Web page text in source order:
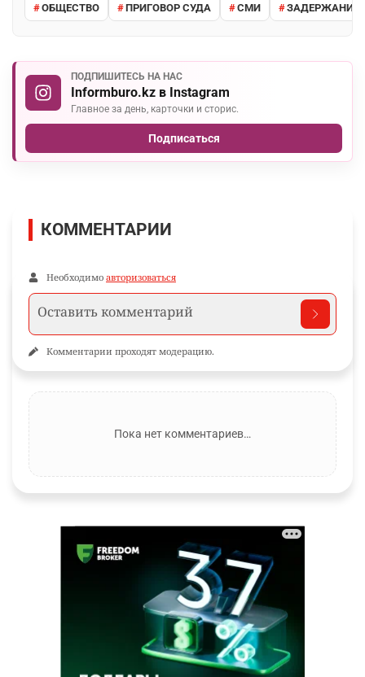
ОБЩЕСТВО ПРИГОВОР СУДА СМИ ЗАДЕРЖАНИЕ
ПОДПИШИТЕСЬ НА НАС
Informburo.kz в Instagram
Главное за день, карточки и сторис.
Подписаться
КОММЕНТАРИИ
Необходимо авторизоваться
Комментарии проходят модерацию.
Пока нет комментариев…